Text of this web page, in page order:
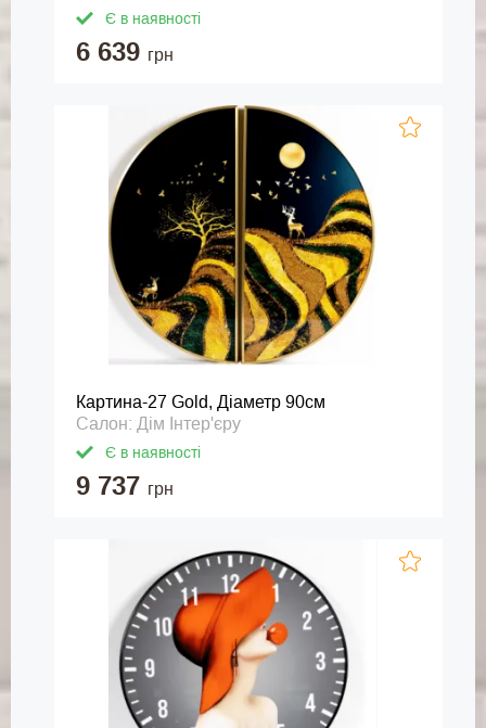
Є в наявності
6 639 грн
Картина-27 Gold, Діаметр 90см
Салон: Дім Інтер'єру
Є в наявності
9 737 грн